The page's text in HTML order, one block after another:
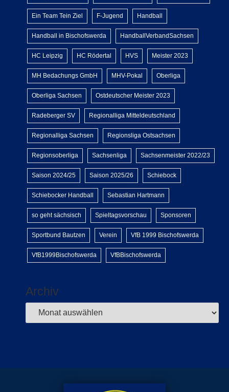
Ein Team Tein Ziel F-Jugend Handball
Handball in Bischofswerda HandballVerbandSachsen
HC Leipzig HC Rödertal HVS Meister 2023
MH Bedachungs GmbH MHV-Pokal Oberliga
Oberliga Sachsen Ostdeutscher Meister 2023
Radeberger SV Regionalliga Mitteldeutschland
Regionalliga Sachsen Regionsliga Ostsachsen
Regionsoberliga Sachsenliga Sachsenmeister 2022/23
Saison 2024/25 Saison 2025/26 Schiebock
Schiebocker Handball Sebastian Hartmann
so geht sächsisch Spieltagsvorschau Sponsoren
Sportbund Bautzen Verein VfB 1999 Bischofswerda
VfB1999Bischofswerda VfBBischofswerda
Archiv